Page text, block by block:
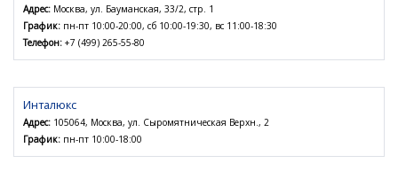
Адрес: Москва, ул. Бауманская, 33/2, стр. 1
График: пн-пт 10:00-20:00, сб 10:00-19:30, вс 11:00-18:30
Телефон: +7 (499) 265-55-80
Инталюкс
Адрес: 105064, Москва, ул. Сыромятническая Верхн., 2
График: пн-пт 10:00-18:00